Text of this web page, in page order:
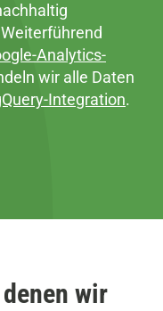
Analytics-
wir alle Daten
Integration.
wir